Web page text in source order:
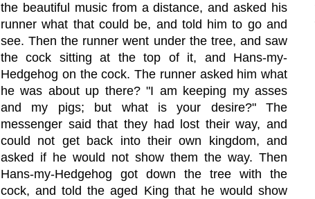
the beautiful music from a distance, and asked his
runner what that could be, and told him to go and
see. Then the runner went under the tree, and saw
the cock sitting at the top of it, and Hans-my-
Hedgehog on the cock. The runner asked him what
he was about up there? "I am keeping my asses
and my pigs; but what is your desire?" The
messenger said that they had lost their way, and
could not get back into their own kingdom, and
asked if he would not show them the way. Then
Hans-my-Hedgehog got down the tree with the
cock, and told the aged King that he would show